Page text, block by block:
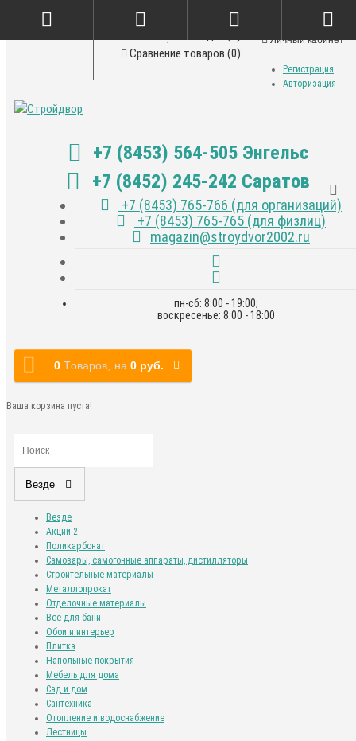
Личный кабинет
Регистрация
Авторизация
Сравнение товаров (0)
+7 (8453) 564-505 Энгельс
+7 (8452) 245-242 Саратов
+7 (8453) 765-766 (для организаций)
+7 (8453) 765-765 (для физлиц)
magazin@stroydvor2002.ru
пн-сб: 8:00 - 19:00;
воскресенье: 8:00 - 18:00
0 Tоваров, на 0 руб.
Ваша корзина пуста!
Везде
Везде
Акции-2
Поликарбонат
Самовары, самогонные аппараты, дистилляторы
Строительные материалы
Металлопрокат
Отделочные материалы
Все для бани
Обои и интерьер
Плитка
Напольные покрытия
Мебель для дома
Сад и дом
Сантехника
Отопление и водоснабжение
Лестницы